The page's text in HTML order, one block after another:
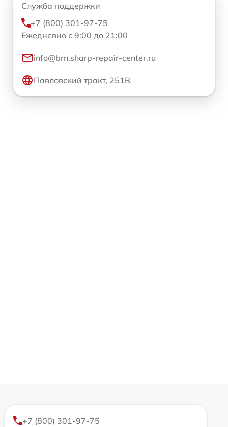
Служба поддержки
+7 (800) 301-97-75
Ежедневно с 9:00 до 21:00
info@brn.sharp-repair-center.ru
Павловский тракт, 251В
+7 (800) 301-97-75